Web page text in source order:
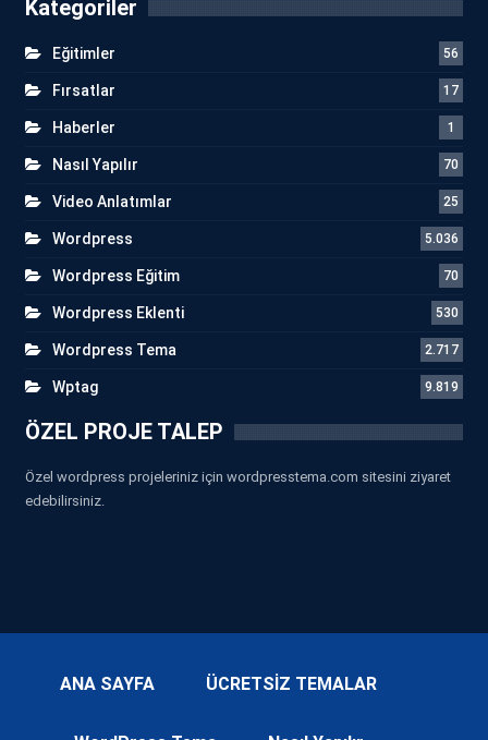
Kategoriler
Eğitimler 56
Fırsatlar 17
Haberler 1
Nasıl Yapılır 70
Video Anlatımlar 25
Wordpress 5.036
Wordpress Eğitim 70
Wordpress Eklenti 530
Wordpress Tema 2.717
Wptag 9.819
ÖZEL PROJE TALEP
Özel wordpress projeleriniz için wordpresstema.com sitesini ziyaret
edebilirsiniz.
ANA SAYFA ÜCRETSİZ TEMALAR